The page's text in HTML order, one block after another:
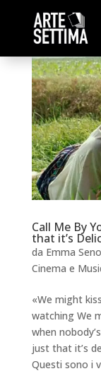
Call Me By
that it’s
da Emma
Cinema e
«We might
watching We
when
just that it’s
Questi sono i